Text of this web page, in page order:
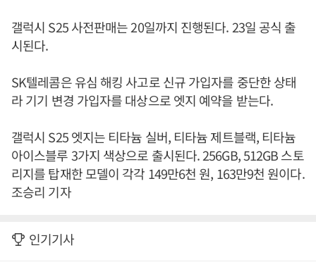
갤럭시 S25 사전판매는 20일까지 진행된다. 23일 공식 출
시된다.
SK텔레콤은 유심 해킹 사고로 신규 가입자를 중단한 상태
라 기기 변경 가입자를 대상으로 엣지 예약을 받는다.
갤럭시 S25 엣지는 티타늄 실버, 티타늄 제트블랙, 티타늄
아이스블루 3가지 색상으로 출시된다. 256GB, 512GB 스토
리지를 탑재한 모델이 각각 149만6천 원, 163만9천 원이다.
조승리 기자
인기기사